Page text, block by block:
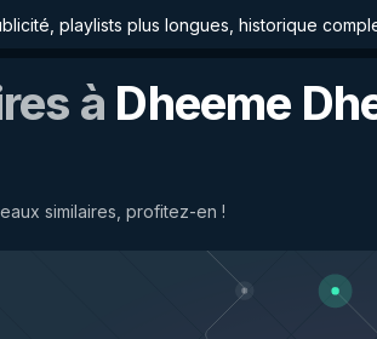
playlists plus longues, historique
à Dheeme
similaires, profitez-en !